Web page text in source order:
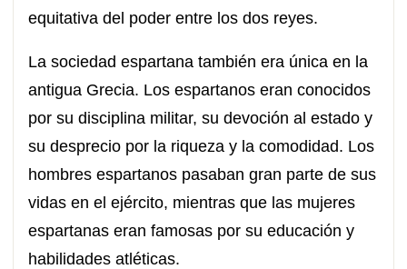
equitativa del poder entre los dos reyes.
La sociedad espartana también era única en la
antigua Grecia. Los espartanos eran conocidos
por su disciplina militar, su devoción al estado y
su desprecio por la riqueza y la comodidad. Los
hombres espartanos pasaban gran parte de sus
vidas en el ejército, mientras que las mujeres
espartanas eran famosas por su educación y
habilidades atléticas.